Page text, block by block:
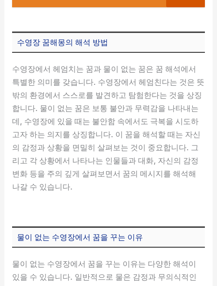
수영장 꿈해몽의 해석 방법
수영장에서 헤엄치는 꿈과 물이 없는 꿈은 꿈 해석에서
특별한 의미를 갖습니다. 수영장에서 헤엄친다는 것은 뜻
밖의 환경에서 스스로를 발견하고 탐험한다는 것을 상징
합니다. 물이 없는 꿈은 보통 불안과 무력감을 나타내는
데, 수영장에 있을 때는 불안함 속에서도 극복을 시도하
고자 하는 의지를 상징합니다. 이 꿈을 해석할 때는 자신
의 감정과 상황을 면밀히 살펴보는 것이 중요합니다. 그
리고 각 상황에서 나타나는 인물들과 대화, 자신의 감정
변화 등을 주의 깊게 살펴보면서 꿈의 메시지를 해석해
나갈 수 있습니다.
물이 없는 수영장에서 꿈을 꾸는 이유
물이 없는 수영장에서 꿈을 꾸는 이유는 다양한 해석이
있을 수 있습니다. 일반적으로 물은 감정과 무의식적인